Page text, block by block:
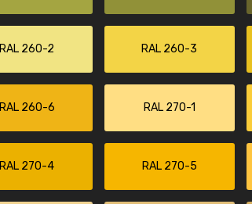
RAL 260-2 RAL 260-3
RAL 260-6 RAL 270-1
RAL 270-4 RAL 270-5